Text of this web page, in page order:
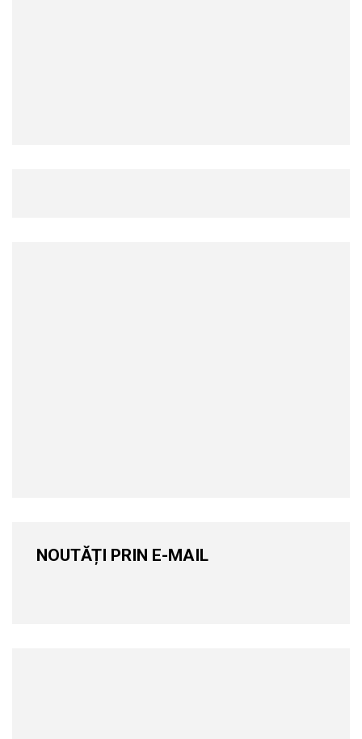
NOUTĂȚI PRIN E-MAIL